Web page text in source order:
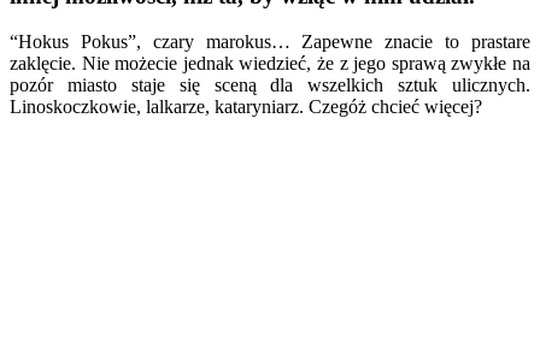
“Hokus Pokus”, czary marokus… Zapewne znacie to prastare
zaklęcie. Nie możecie jednak wiedzieć, że z jego sprawą zwykłe na
pozór miasto staje się sceną dla wszelkich sztuk ulicznych.
Linoskoczkowie, lalkarze, kataryniarz. Czegóż chcieć więcej?